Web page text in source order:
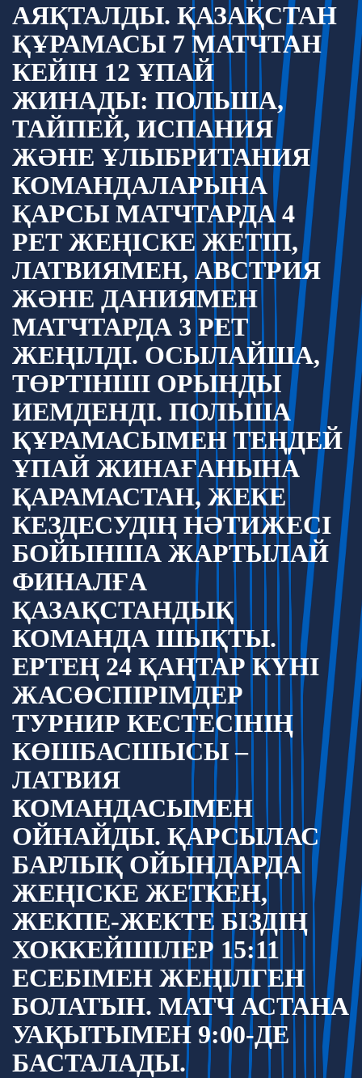
АЯҚТАЛДЫ. ҚАЗАҚСТАН
ҚҰРАМАСЫ 7 МАТЧТАН
КЕЙІН 12 ҰПАЙ
ЖИНАДЫ: ПОЛЬША,
ТАЙПЕЙ, ИСПАНИЯ
ЖӘНЕ ҰЛЫБРИТАНИЯ
КОМАНДАЛАРЫНА
ҚАРСЫ МАТЧТАРДА 4
РЕТ ЖЕҢІСКЕ ЖЕТІП,
ЛАТВИЯМЕН, АВСТРИЯ
ЖӘНЕ ДАНИЯМЕН
МАТЧТАРДА 3 РЕТ
ЖЕҢІЛДІ. ОСЫЛАЙША,
ТӨРТІНШІ ОРЫНДЫ
ИЕМДЕНДІ. ПОЛЬША
ҚҰРАМАСЫМЕН ТЕҢДЕЙ
ҰПАЙ ЖИНАҒАНЫНА
ҚАРАМАСТАН, ЖЕКЕ
КЕЗДЕСУДІҢ НӘТИЖЕСІ
БОЙЫНША ЖАРТЫЛАЙ
ФИНАЛҒА
ҚАЗАҚСТАНДЫҚ
КОМАНДА ШЫҚТЫ.
ЕРТЕҢ 24 ҚАҢТАР КҮНІ
ЖАСӨСПІРІМДЕР
ТУРНИР КЕСТЕСІНІҢ
КӨШБАСШЫСЫ –
ЛАТВИЯ
КОМАНДАСЫМЕН
ОЙНАЙДЫ. ҚАРСЫЛАС
БАРЛЫҚ ОЙЫНДАРДА
ЖЕҢІСКЕ ЖЕТКЕН,
ЖЕКПЕ-ЖЕКТЕ БІЗДІҢ
ХОККЕЙШІЛЕР 15:11
ЕСЕБІМЕН ЖЕҢІЛГЕН
БОЛАТЫН. МАТЧ АСТАНА
УАҚЫТЫМЕН 9:00-ДЕ
БАСТАЛАДЫ.